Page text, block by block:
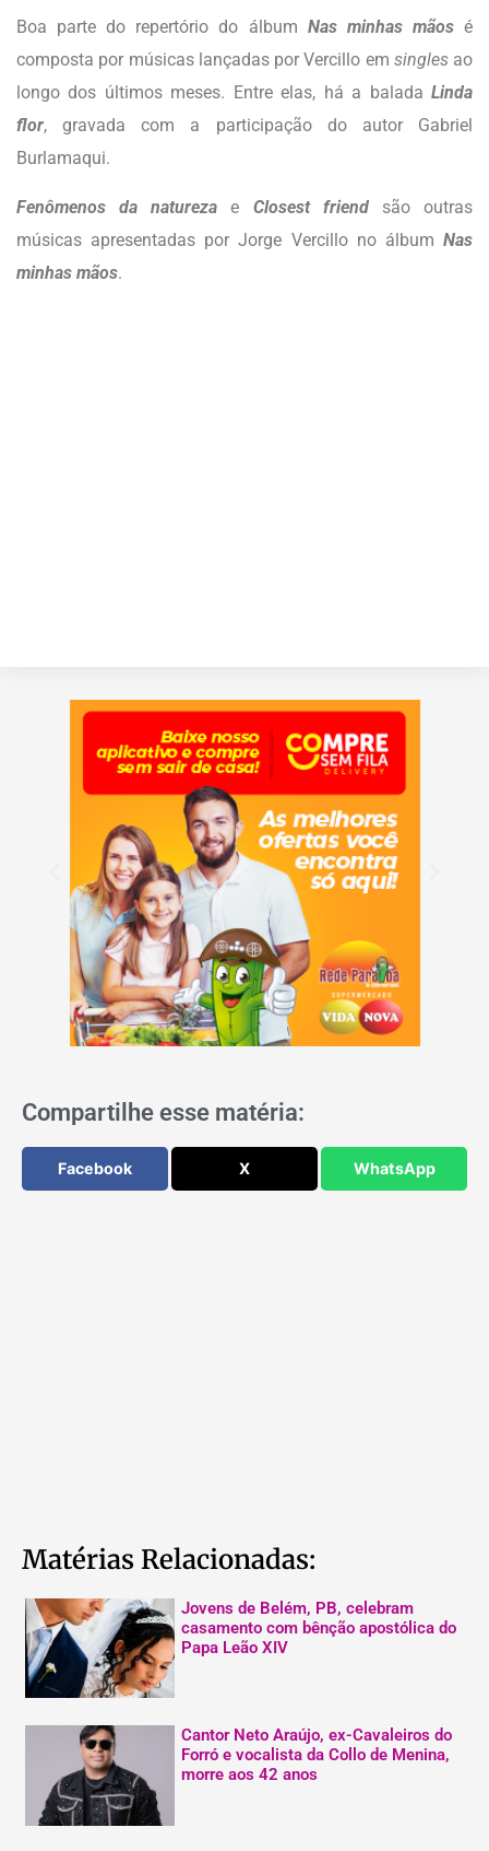
Boa parte do repertório do álbum Nas minhas mãosé
composta por músicas lançadas por Vercillo em singlesao
longo dos últimos meses. Entre elas, há a balada Linda
flor, gravada com a participação do autor Gabriel
Burlamaqui.
Fenômenos da natureza e Closest friendsão outras
músicas apresentadas por Jorge Vercillo no álbum Nas
minhas mãos.
Compartilhe esse matéria:
Facebook X WhatsApp
Matérias Relacionadas:
Jovens de Belém, PB, celebram
casamento com bênção apostólica do
Papa Leão XIV
Cantor Neto Araújo, ex-Cavaleiros do
Forró e vocalista da Collo de Menina,
morre aos 42 anos